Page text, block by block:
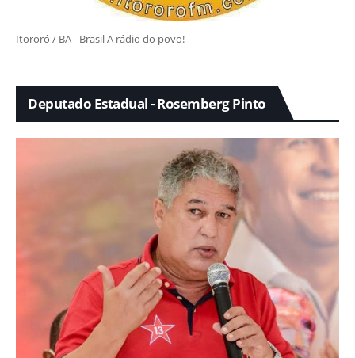
Itororó / BA - Brasil A rádio do povo!
Deputado Estadual - Rosemberg Pinto